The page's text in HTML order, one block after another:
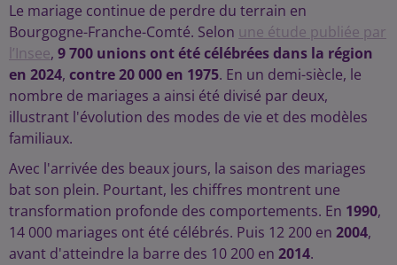
Le mariage continue de perdre du terrain en
Bourgogne-Franche-Comté. Selon une étude publiée par
l’Insee, 9 700 unions ont été célébrées dans la région
en 2024, contre 20 000 en 1975. En un demi-siècle, le
nombre de mariages a ainsi été divisé par deux,
illustrant l'évolution des modes de vie et des modèles
familiaux.
Avec l'arrivée des beaux jours, la saison des mariages
bat son plein. Pourtant, les chiffres montrent une
transformation profonde des comportements. En 1990,
14 000 mariages ont été célébrés. Puis 12 200 en 2004,
avant d'atteindre la barre des 10 200 en 2014.